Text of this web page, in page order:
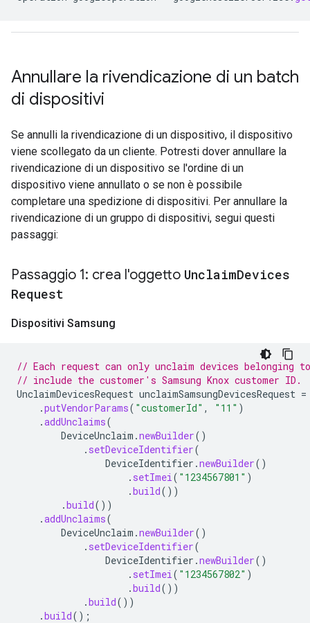
Annullare la rivendicazione di un batch
di dispositivi
Se annulli la rivendicazione di un dispositivo, il dispositivo
viene scollegato da un cliente. Potresti dover annullare la
rivendicazione di un dispositivo se l'ordine di un
dispositivo viene annullato o se non è possibile
completare una spedizione di dispositivi. Per annullare la
rivendicazione di un gruppo di dispositivi, segui questi
passaggi:
Passaggio 1: crea l'oggetto UnclaimDevices
Request
Dispositivi Samsung
// Each request can only unclaim devices belonging
// include the customer's Samsung Knox customer ID.
UnclaimDevicesRequest unclaimSamsungDevicesRequest =
.putVendorParams( "customerId" , "11" )
.addUnclaims(
DeviceUnclaim .newBuilder()
. setDeviceIdentifier(
DeviceIdentifier .newBuilder()
. setImei( "1234567801" )
.build())
.build())
.addUnclaims(
DeviceUnclaim .newBuilder()
. setDeviceIdentifier(
DeviceIdentifier .newBuilder()
. setImei( "1234567802" )
.build())
.build())
.build();